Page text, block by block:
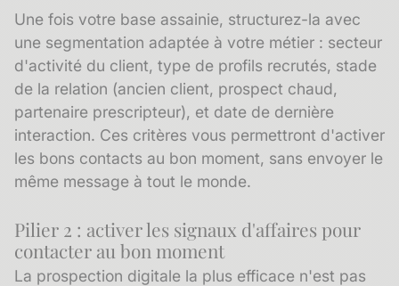
Une fois votre base assainie, structurez-la avec
une segmentation adaptée à votre métier : secteur
d'activité du client, type de profils recrutés, stade
de la relation (ancien client, prospect chaud,
partenaire prescripteur), et date de dernière
interaction. Ces critères vous permettront d'activer
les bons contacts au bon moment, sans envoyer le
même message à tout le monde.
Pilier 2 : activer les signaux d'affaires pour
contacter au bon moment
La prospection digitale la plus efficace n'est pas